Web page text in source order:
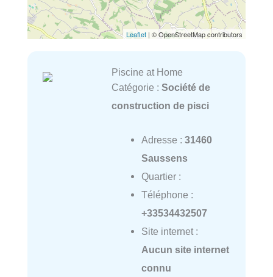
Leaflet | © OpenStreetMap contributors
Piscine at Home
Catégorie : Société de
construction de pisci
Adresse : 31460
Saussens
Quartier :
Téléphone :
+33534432507
Site internet :
Aucun site internet
connu